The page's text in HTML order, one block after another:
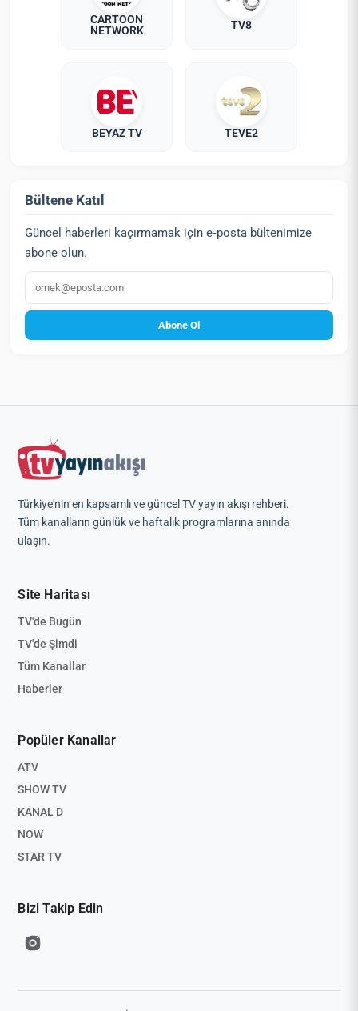
CARTOON
NETWORK
TV8
BEYAZ TV TEVE2
Bültene Katıl
Güncel haberleri kaçırmamak için e‑posta bültenimize
abone olun.
E‑posta
Abone Ol
Türkiye'nin en kapsamlı ve güncel TV yayın akışı rehberi.
Tüm kanalların günlük ve haftalık programlarına anında
ulaşın.
Site Haritası
TV'de Bugün
TV'de Şimdi
Tüm Kanallar
Haberler
Popüler Kanallar
ATV
SHOW TV
KANAL D
NOW
STAR TV
Bizi Takip Edin